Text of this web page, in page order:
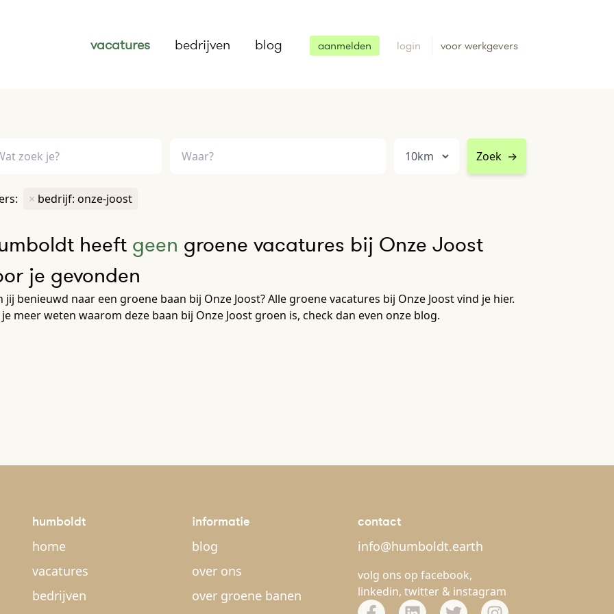
vacatures bedrijven blog aanmelden login voor werkgevers
Zoek →
× bedrijf: onze-joost
heeft geen groene vacatures bij Onze Joost
je gevonden
jij benieuwd naar een groene baan bij Onze Joost? Alle groene vacatures bij Onze Joost vind je hier.
meer weten waarom deze baan bij Onze Joost groen is, check dan even onze blog.
humboldt
home
vacatures
bedrijven
informatie
blog
over ons
over groene banen
contact
info@humboldt.earth
volg ons op facebook,
linkedin, twitter & instagram